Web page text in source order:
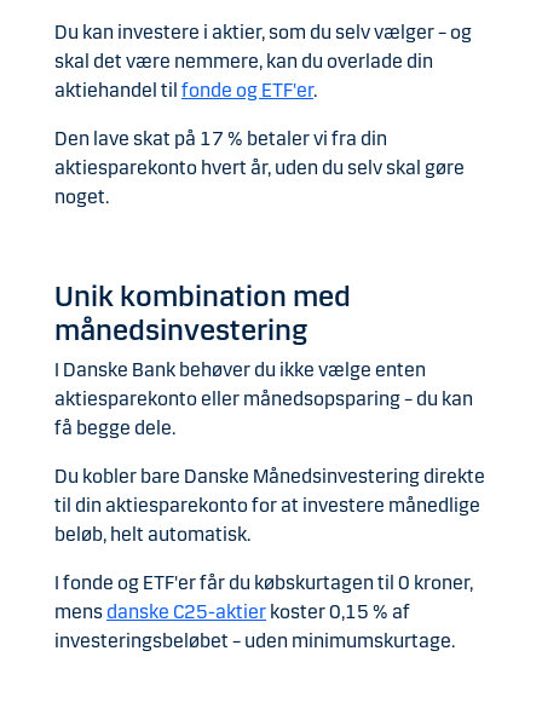
Du kan investere i aktier, som du selv vælger – og
skal det være nemmere, kan du overlade din
aktiehandel til fonde og ETF'er.
Den lave skat på 17 % betaler vi fra din
aktiesparekonto hvert år, uden du selv skal gøre
noget.
Unik kombination med
månedsinvestering
I Danske Bank behøver du ikke vælge enten
aktiesparekonto eller månedsopsparing – du kan
få begge dele.
Du kobler bare Danske Månedsinvestering direkte
til din aktiesparekonto for at investere månedlige
beløb, helt automatisk.
I fonde og ETF'er får du købskurtagen til 0 kroner,
mens danske C25-aktier koster 0,15 % af
investeringsbeløbet – uden minimumskurtage.